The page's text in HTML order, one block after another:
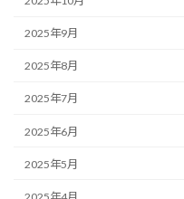
2025年9月
2025年8月
2025年7月
2025年6月
2025年5月